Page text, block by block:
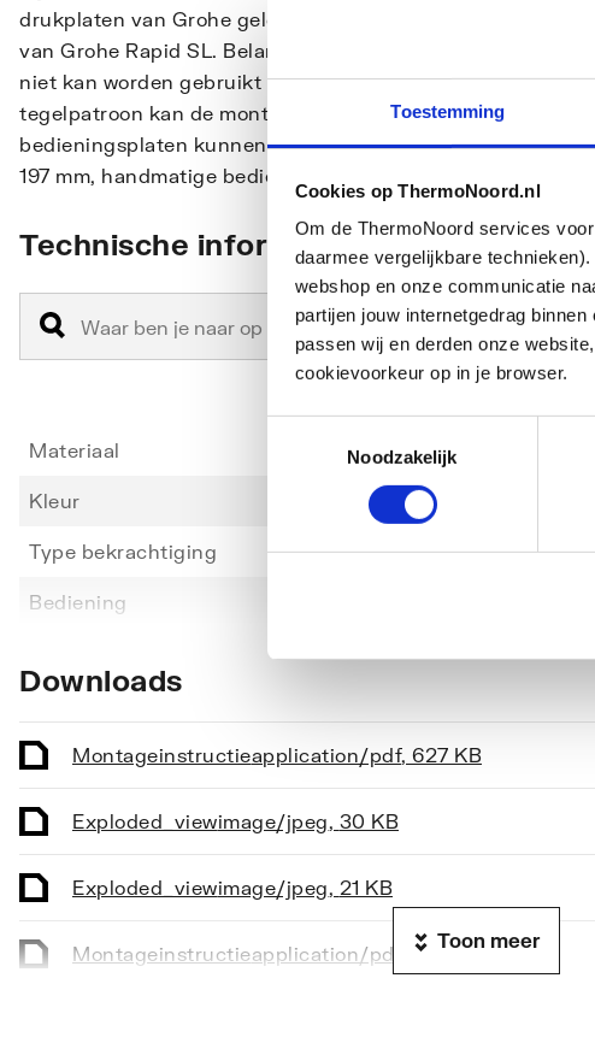
Toestemming
Cookies op ThermoNoord.nl
Om de ThermoNoord services
daarmee vergelijkbare
webshop en onze communicatie
partijen jouw internetgedrag
passen wij en derden onze
cookievoorkeur op in je browser.
Noodzakelijk
drukplaten van Grohe geldt dat deze vrijwel allemaal
van Grohe Rapid SL. Belangrijk om te weten is dat de
niet kan worden gebruikt bij installatie van kleine wc
tegelpatroon kan de montageschacht horizontaal of
bedieningsplaten kunnen uitsluitend verticaal worden
197 mm, handmatige bediening, drukknopbediening, van
Technische informatie
Materiaal
Kleur
Type bekrachtiging
Bediening
Geschikt voor frontbediening
Geschikt voor wandcloset Ja
Geschikt voor urinoir
Vandaalbestendig Nee
Met toiletblokhouder Nee
Lengte 197
Downloads
Montageinstructieapplication/pdf, 627 KB
Exploded_viewimage/jpeg, 30 KB
Exploded_viewimage/jpeg, 21 KB
Montageinstructieapplication/pdf 953 KB
Toon meer